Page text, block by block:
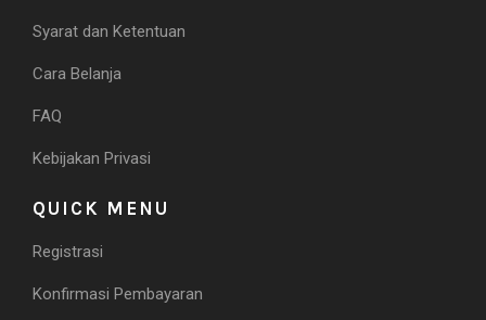
Syarat dan Ketentuan
Cara Belanja
FAQ
Kebijakan Privasi
QUICK MENU
Registrasi
Konfirmasi Pembayaran